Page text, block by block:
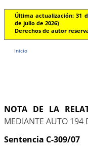
Última actualización: 31
de julio de 2026)
Derechos de autor
Inicio
NOTA DE LA
MEDIANTE AUTO 194
Sentencia C-309/07